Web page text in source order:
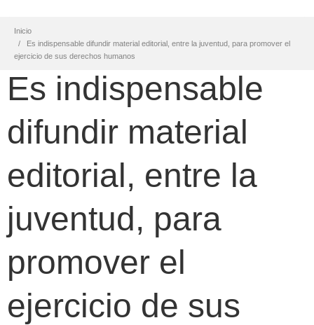
Inicio
Es indispensable difundir material editorial, entre la juventud, para promover el
ejercicio de sus derechos humanos
Es indispensable
difundir material
editorial, entre la
juventud, para
promover el
ejercicio de sus